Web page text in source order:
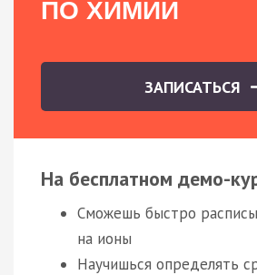
ПО ХИМИИ
ЗАПИСАТЬСЯ
На бесплатном демо-
Сможешь быстро
на ионы
Научишься определять